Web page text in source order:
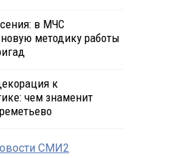
в МЧС
новую методику работы
к
чем знаменит
СМИ2